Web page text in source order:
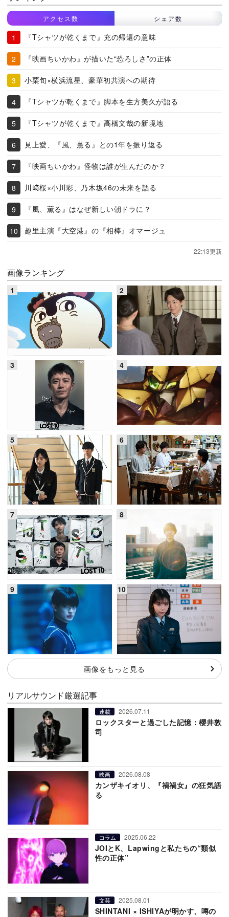
アクセス数 シェア数
『Tシャツが乾くまで』充の帰還の意味
『映画ちいかわ』が描いた“恐ろしさ”の正体
小栗旬×横浜流星、豪華初共演への期待
『Tシャツが乾くまで』脚本を生方美久が語る
『Tシャツが乾くまで』高橋文哉の新境地
見上愛、『風、薫る』との1年を振り返る
『映画ちいかわ』怪物は誰が生んだのか？
川﨑桜×小川彩、乃木坂46の未来を語る
『風、薫る』はなぜ新しい朝ドラに？
趣里主演『大空港』の『相棒』オマージュ
22:13更新
画像ランキング
画像をもっと見る
リアルサウンド厳選記事
連載 2026.07.11
ロックスターと過ごした記憶：櫻井敦
司
映画 2026.08.08
カンザキイオリ、『禍禍女』の狂気語
る
コラム 2025.06.22
JOIとK、Lapwingと私たちの“類似
性の正体”
文芸 2025.08.01
SHINTANI × ISHIYAが明かす、噂の